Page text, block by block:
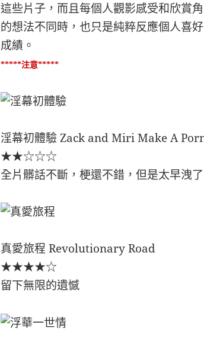
這些片子，而且每個人觀影感受和欣賞
的想法不同時，也只是純粹反應個人喜
成績。
*****注意*****
淫幕初體驗 Zack and Miri Make A
★★☆☆☆
全片髒話不斷，梗還不錯，但是太早洩了
真愛旅程 Revolutionary Road
★★★★☆
留下無限的遺憾